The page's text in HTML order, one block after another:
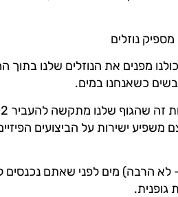
נוזלים
מפנים את הנוזלים שלנו בתוך
כשאנחנו במים.
ישירות על הביצועים
גופנית.